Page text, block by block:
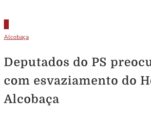
Alcobaça
Deputados do PS
com esvaziamento do
Alcobaça